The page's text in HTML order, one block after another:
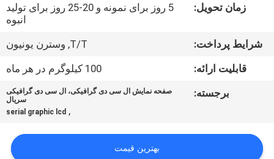
کیفیت
تماس
اخبار
زمان تحویل:
5 روز برای نمونه و 20-25 روز برای تولید
انبوه
شرایط پرداخت:
T/T, وسترن یونیون
قابلیت ارائه:
100 کیلوگرم در هر ماه
برجسته:
صفحه نمایش ال سی دی گرافیکی، ال سی دی گرافیکی
سریال
,
serial graphic lcd
بهترین قیمت